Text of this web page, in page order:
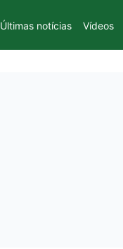
Últimas notícias Vídeos